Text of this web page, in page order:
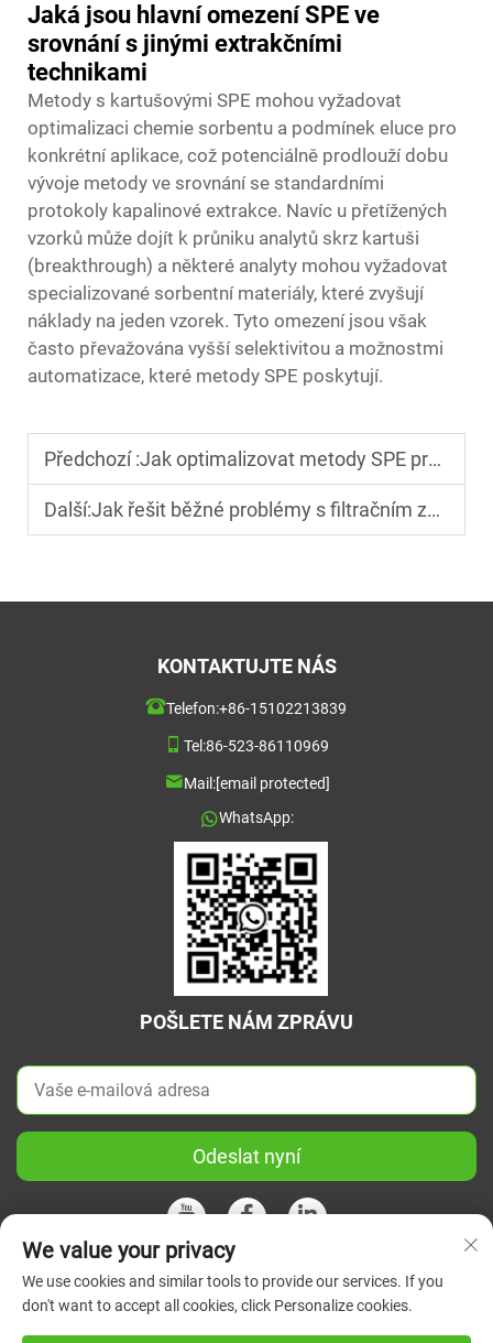
Jaká jsou hlavní omezení SPE ve
srovnání s jinými extrakčními
technikami
Metody s kartušovými SPE mohou vyžadovat
optimalizaci chemie sorbentu a podmínek eluce pro
konkrétní aplikace, což potenciálně prodlouží dobu
vývoje metody ve srovnání se standardními
protokoly kapalinové extrakce. Navíc u přetížených
vzorků může dojít k průniku analytů skrz kartuši
(breakthrough) a některé analyty mohou vyžadovat
specializované sorbentní materiály, které zvyšují
náklady na jeden vzorek. Tyto omezení jsou však
často převažována vyšší selektivitou a možnostmi
automatizace, které metody SPE poskytují.
Předchozí :Jak optimalizovat metody SPE pro složité vzorkové matrice?
Další:Jak řešit běžné problémy s filtračním zařízením?
KONTAKTUJTE NÁS
Telefon:+86-15102213839
Tel:86-523-86110969
Mail:[email protected]
WhatsApp:
POŠLETE NÁM ZPRÁVU
Odeslat nyní
Copyright © 2026 China Jiangsu Green Union Science
Instrument Co., Ltd. Všechna práva vyhrazena.
We value your privacy
We use cookies and similar tools to provide our services. If you
don't want to accept all cookies, click Personalize cookies.